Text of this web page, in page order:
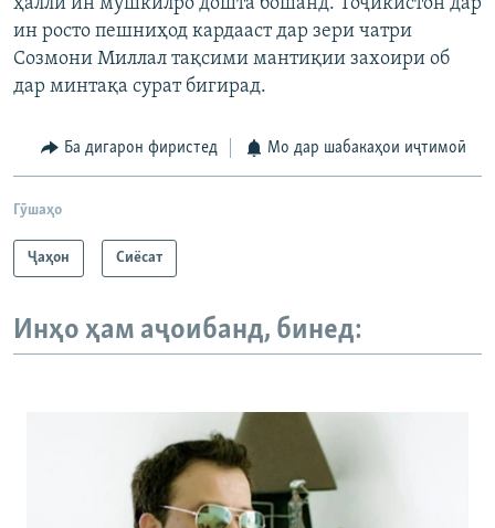
ҳалли ин мушкилро дошта бошанд. Тоҷикистон дар
ин росто пешниҳод кардааст дар зери чатри
Созмони Миллал тақсими мантиқии захоири об
дар минтақа сурат бигирад.
Ба дигарон фиристед Мо дар шабакаҳои иҷтимоӣ
Гӯшаҳо
Ҷаҳон Сиёсат
Инҳо ҳам аҷоибанд, бинед: